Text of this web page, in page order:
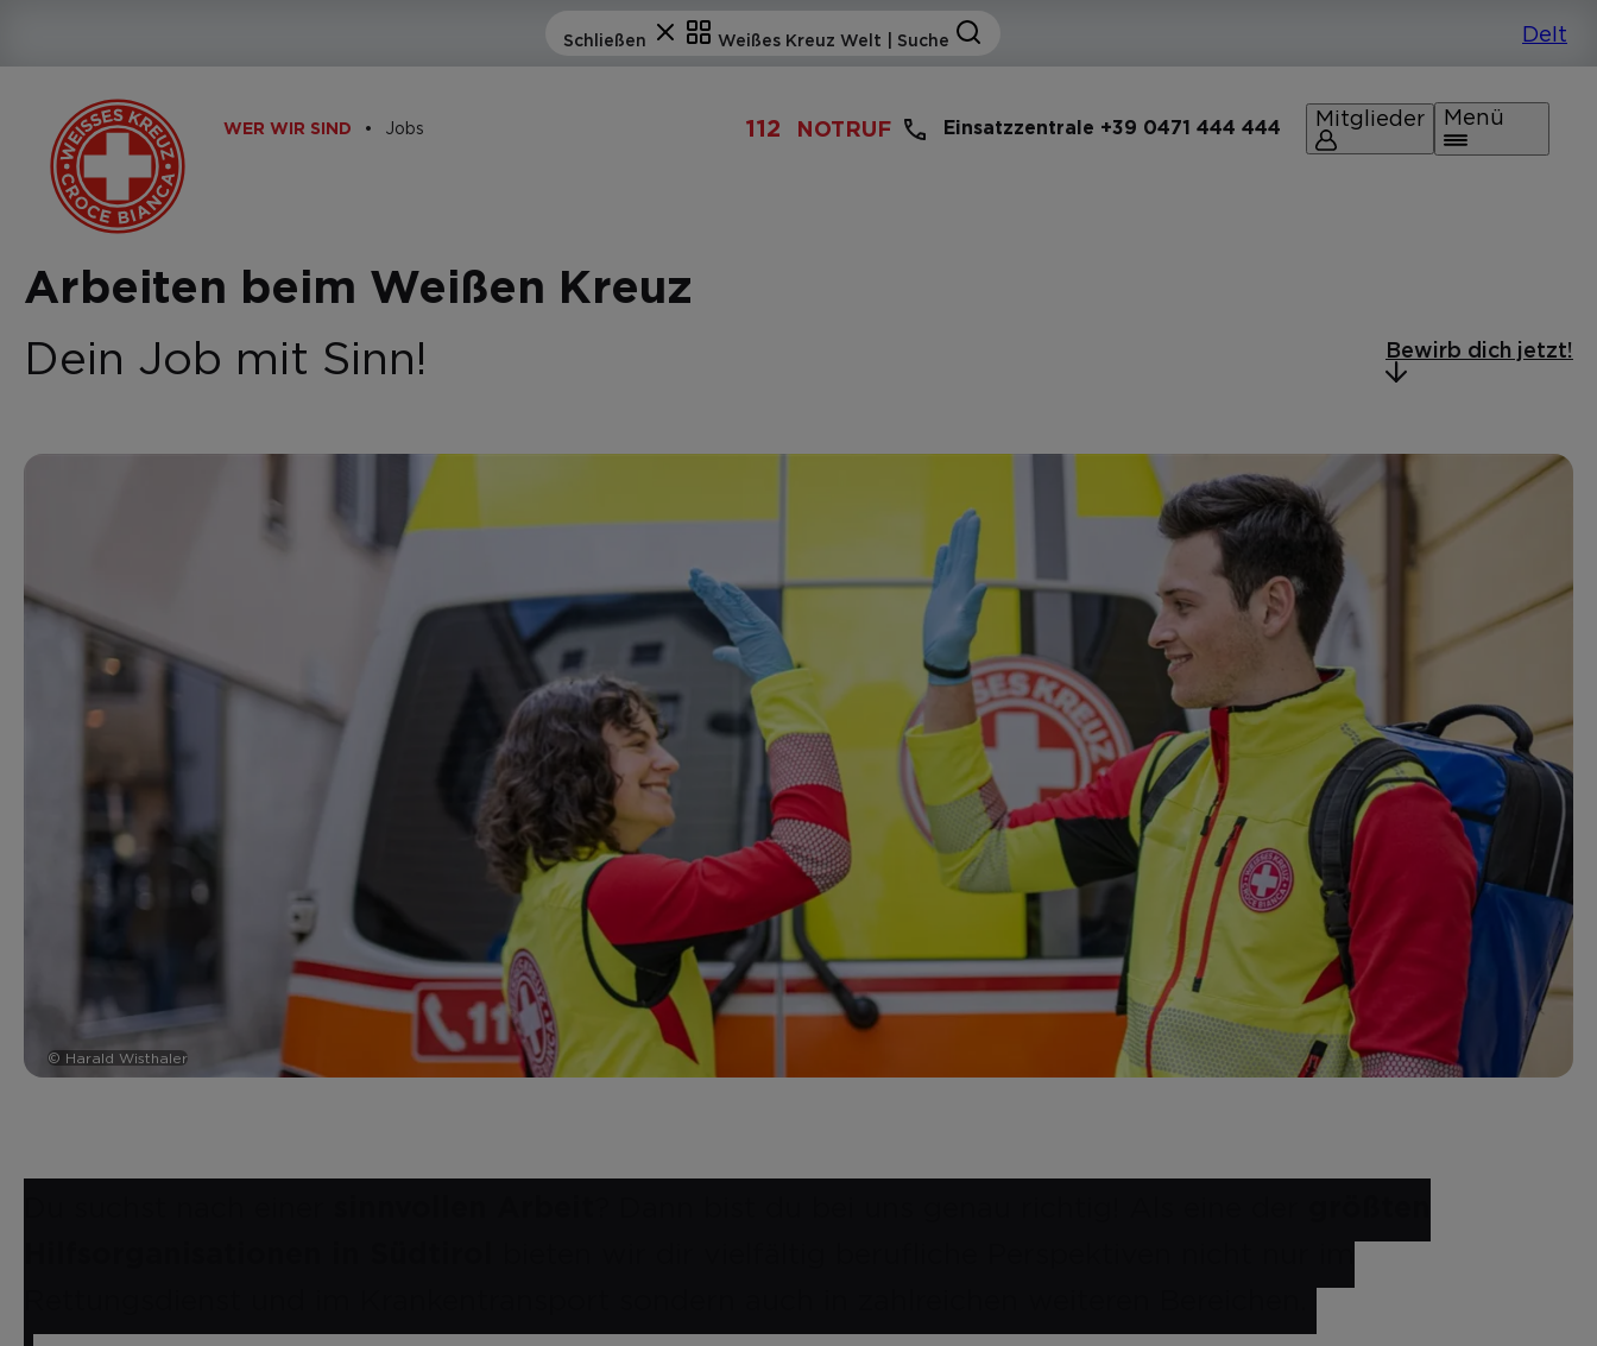
WER WIR SIND Jobs 112 NOTRUF Einsatzzentrale +39 0471 444 444 Mitglieder Menü
Arbeiten beim Weißen Kreuz
Dein Job mit Sinn! Bewirb dich jetzt!
© Harald Wisthaler